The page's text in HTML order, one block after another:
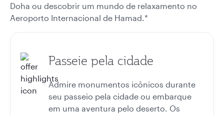
Doha ou descobrir um mundo de relaxamento no
Aeroporto Internacional de Hamad.*
Passeie pela cidade
Admire monumentos icônicos durante
seu passeio pela cidade ou embarque
em uma aventura pelo deserto. Os